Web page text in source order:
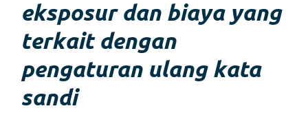
eksposur dan biaya yang
terkait dengan
pengaturan ulang kata
sandi